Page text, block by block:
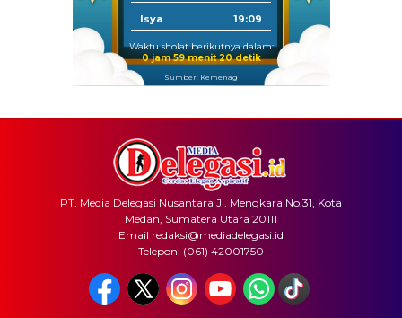
Isya 19:09
Waktu sholat berikutnya dalam:
0 jam 59 menit 20 detik
Sumber: Kemenag
PT. Media Delegasi Nusantara Jl. Mengkara No.31, Kota
Medan, Sumatera Utara 20111
Email redaksi@mediadelegasi.id
Telepon: (061) 42001750